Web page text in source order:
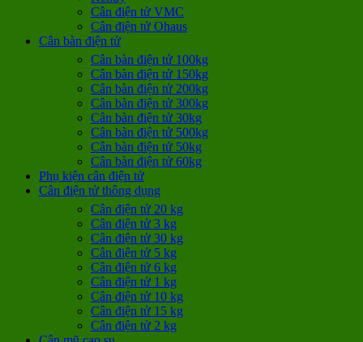
Cân điện tử VMC
Cân điện tử Ohaus
Cân bàn điện tử
Cân bàn điện tử 100kg
Cân bàn điện tử 150kg
Cân bàn điện tử 200kg
Cân bàn điện tử 300kg
Cân bàn điện tử 30kg
Cân bàn điện tử 500kg
Cân bàn điện tử 50kg
Cân bàn điện tử 60kg
Phụ kiện cân điện tử
Cân điện tử thông dụng
Cân điện tử 20 kg
Cân điện tử 3 kg
Cân điện tử 30 kg
Cân điện tử 5 kg
Cân điện tử 6 kg
Cân điện tử 1 kg
Cân điện tử 10 kg
Cân điện tử 15 kg
Cân điện tử 2 kg